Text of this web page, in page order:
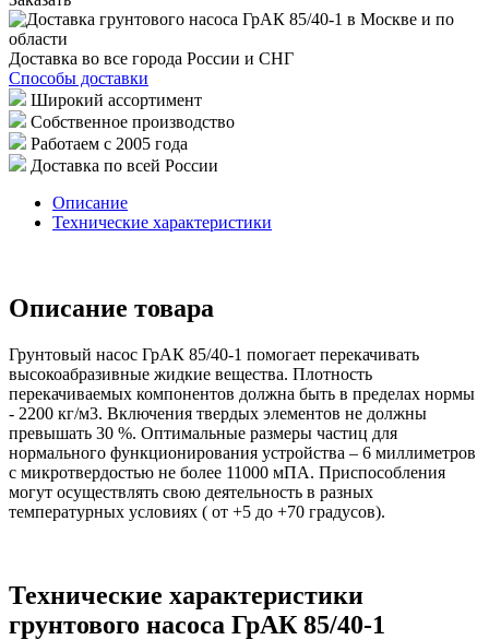
Доставка во все города России и СНГ
Способы доставки
Широкий ассортимент
Собственное производство
Работаем с 2005 года
Доставка по всей России
Описание
Технические характеристики
Описание товара
Грунтовый насос ГрАК 85/40-1 помогает перекачивать
высокоабразивные жидкие вещества. Плотность
перекачиваемых компонентов должна быть в пределах нормы
- 2200 кг/м3. Включения твердых элементов не должны
превышать 30 %. Оптимальные размеры частиц для
нормального функционирования устройства – 6 миллиметров
с микротвердостью не более 11000 мПА. Приспособления
могут осуществлять свою деятельность в разных
температурных условиях ( от +5 до +70 градусов).
Технические характеристики
грунтового насоса ГрАК 85/40-1